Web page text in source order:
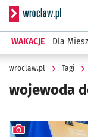
WAKACJE Dla
wroclaw.pl Tagi
wojewoda